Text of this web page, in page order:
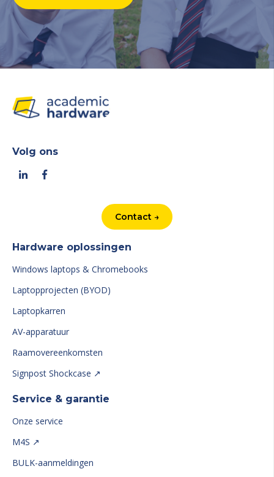
Volg ons
Contact →
Hardware oplossingen
Windows laptops & Chromebooks
Laptopprojecten (BYOD)
Laptopkarren
AV-apparatuur
Raamovereenkomsten
Signpost Shockcase ↗
Service & garantie
Onze service
M4S ↗
BULK-aanmeldingen